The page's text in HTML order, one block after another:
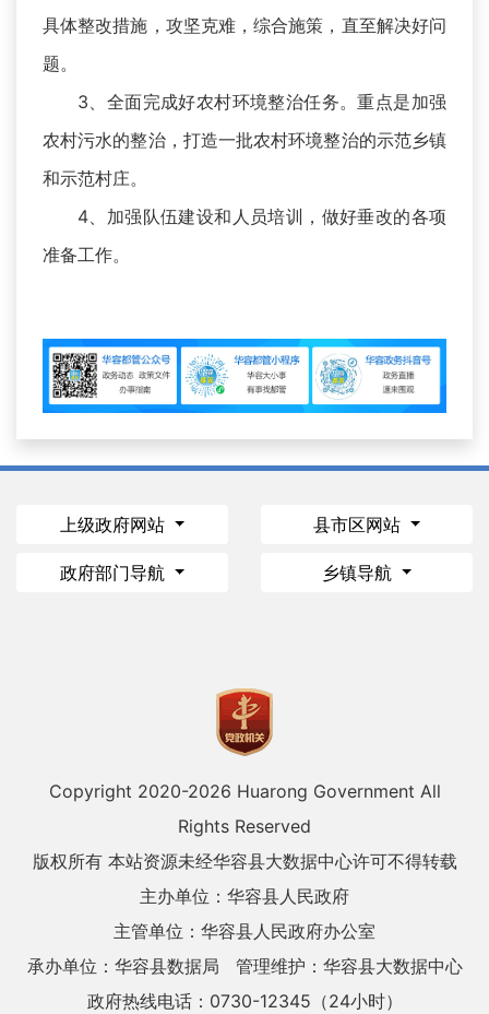
具体整改措施，攻坚克难，综合施策，直至解决好问
题。
3、全面完成好农村环境整治任务。重点是加强
农村污水的整治，打造一批农村环境整治的示范乡镇
和示范村庄。
4、加强队伍建设和人员培训，做好垂改的各项
准备工作。
上级政府网站 县市区网站
政府部门导航 乡镇导航
Copyright 2020-2026 Huarong Government All
Rights Reserved
版权所有 本站资源未经华容县大数据中心许可不得转载
主办单位：华容县人民政府
主管单位：华容县人民政府办公室
承办单位：华容县数据局
管理维护：华容县大数据中心
政府热线电话：0730-12345（24小时）